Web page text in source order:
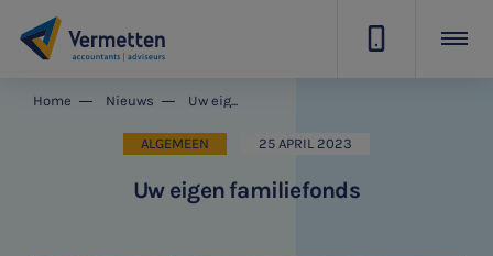
Home Nieuws Uw eigen familiefonds
ALGEMEEN 25 APRIL 2023
Uw eigen familiefonds